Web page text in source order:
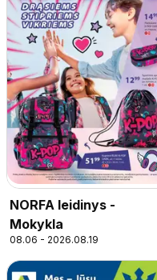
NORFA leidinys -
Mokykla
08.06 - 2026.08.19